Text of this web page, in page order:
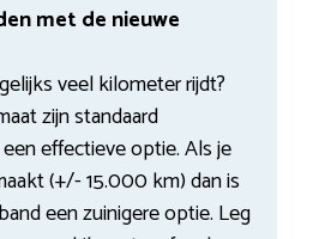
met de nieuwe
veel kilometer rijdt?
zijn standaard
effectieve optie. Als je
(+/- 15.000 km) dan is
een zuinigere optie. Leg